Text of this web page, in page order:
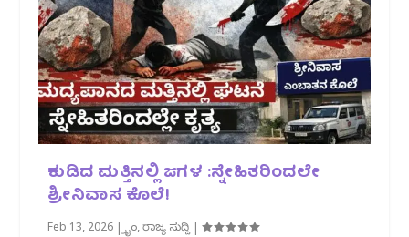
ಕುಡಿದ ಮತ್ತಿನಲ್ಲಿ ಜಗಳ :ಸ್ನೇಹಿತರಿಂದಲೇ
ಶ್ರೀನಿವಾಸ ಕೊಲೆ!
Feb 13, 2026 |ಕ್ರೈಂ,ರಾಜ್ಯ ಸುದ್ದಿ |